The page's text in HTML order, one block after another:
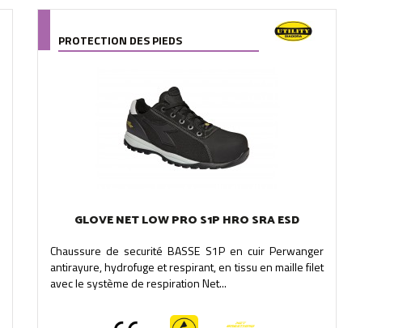
PROTECTION DES PIEDS
GLOVE NET LOW PRO S1P HRO SRA ESD
Chaussure de securité BASSE S1P en cuir Perwanger
antirayure, hydrofuge et respirant, en tissu en maille filet
avec le système de respiration Net...